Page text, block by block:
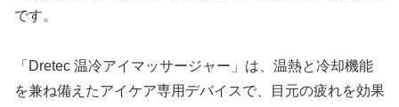
です。
「Dretec 温冷アイマッサージャー」は、温熱と冷却機能
を兼ね備えたアイケア専用デバイスで、目元の疲れを効果